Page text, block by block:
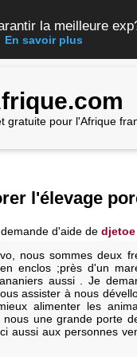
la meilleure
En savoir plus
gratuite pour l'Afrique
l'élevage
d'aide de djetoe
nous sommes deux
enclos ;près d'un
aussi . Je
assister à nous
alimenter les
une grande porte
aussi aux personnes